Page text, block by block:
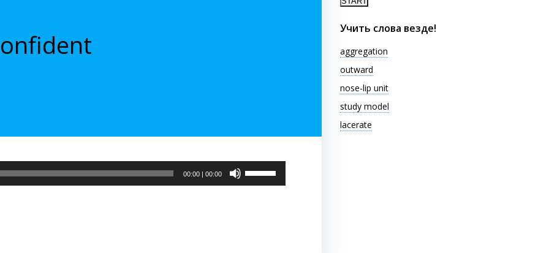
00:00| 00:00
Учить слова везде!
aggregation
outward
nose-lip unit
study model
lacerate